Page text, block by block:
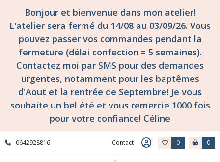
Bonjour et bienvenue dans mon atelier!
L'atelier sera fermé du 14/08 au 03/09/26. Vous
pouvez passer vos commandes pendant la
fermeture (délai confection = 5 semaines).
Contactez moi par SMS pour des demandes
urgentes, notamment pour les baptêmes
d'Aout et la rentrée de Septembre! Je vous
souhaite un bel été et vous remercie 1000 fois
pour votre confiance! Céline
0642928816 Contact 0 0